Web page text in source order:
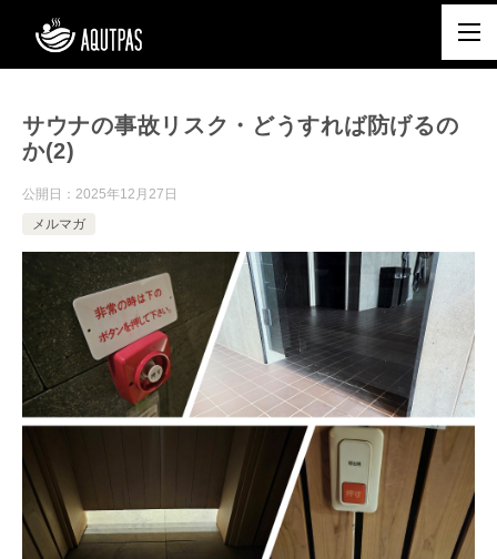
サウナの事故リスク・どうすれば防げるの
か(2)
公開日： 2025年12月27日
メルマガ